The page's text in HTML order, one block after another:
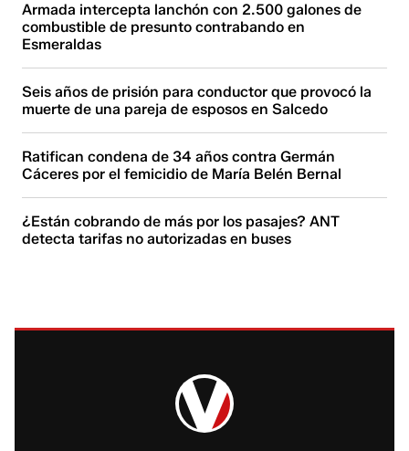
Armada intercepta lanchón con 2.500 galones de
combustible de presunto contrabando en
Esmeraldas
Seis años de prisión para conductor que provocó la
muerte de una pareja de esposos en Salcedo
Ratifican condena de 34 años contra Germán
Cáceres por el femicidio de María Belén Bernal
¿Están cobrando de más por los pasajes? ANT
detecta tarifas no autorizadas en buses